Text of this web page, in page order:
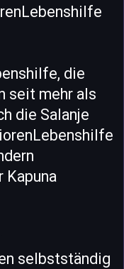
die
seit mehr als
die Salanje
selbstständig